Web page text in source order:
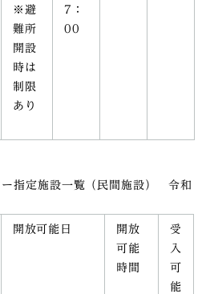
※避
難所
開設
時は
制限
あり
7：
00
指定施設一覧（民間施設） 令和
開放可能日
開放
可能
時間
受
入
可
能